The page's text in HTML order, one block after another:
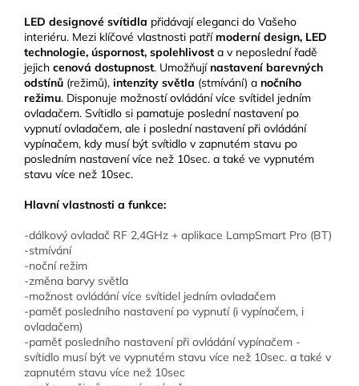
LED designové svítidla přidávají eleganci do Vašeho
interiéru. Mezi klíčové vlastnosti patřímoderní design, LED
technologie, úspornost, spolehlivost a v neposlední řadě
jejich cenová dostupnost. Umožňujínastavení barevných
odstínů (režimů), intenzity světla (stmívání) a nočního
režimu. Disponuje možností ovládání více svítidel jedním
ovladačem. Svítidlo si pamatuje poslední nastavení po
vypnutí ovladačem, ale i poslední nastavení při ovládání
vypínačem, kdy musí být svítidlo v zapnutém stavu po
posledním nastavení více než 10sec. a také ve vypnutém
stavu více než 10sec.
Hlavní vlastnosti a funkce:
-dálkový ovladač RF 2,4GHz + aplikace LampSmart Pro (BT)
-stmívání
-noční režim
-změna barvy světla
-možnost ovládání více svítidel jedním ovladačem
-paměť posledního nastavení po vypnutí (i vypínačem, i
ovladačem)
-paměť posledního nastavení při ovládání vypínačem -
svítidlo musí být ve vypnutém stavu více než 10sec. a také v
zapnutém stavu více než 10sec